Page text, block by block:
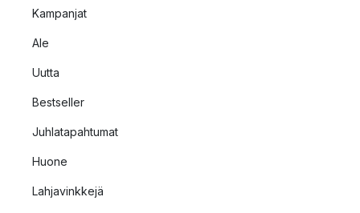
Kampanjat
Ale
Uutta
Bestseller
Juhlatapahtumat
Huone
Lahjavinkkejä